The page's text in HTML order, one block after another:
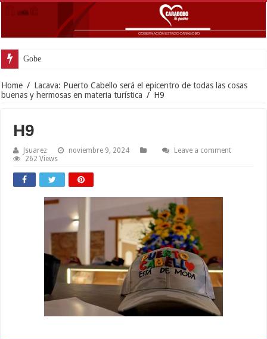
Gobernador Lacava a
Home / Lacava: Puerto Cabello será el epicentro de todas las cosas
buenas y hermosas en materia turística / H9
H9
Jsuarez noviembre 9, 2024
Leave a comment
262 Views